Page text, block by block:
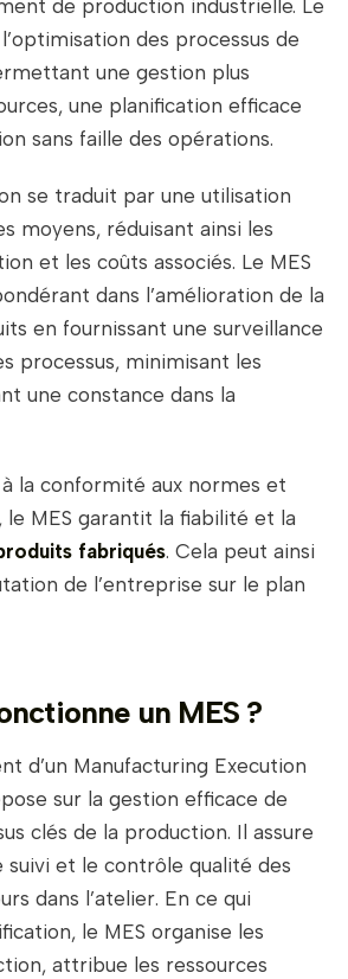
de production industrielle. Le
des processus de
une gestion plus
une planification efficace
sans faille des opérations.
se traduit par une utilisation
moyens, réduisant ainsi les
et les coûts associés. Le MES
dans l’amélioration de la
en fournissant une surveillance
processus, minimisant les
une constance dans la
la conformité aux normes et
MES garantit la fiabilité et la
fabriqués. Cela peut ainsi
de l’entreprise sur le plan
un MES ?
d’un Manufacturing Execution
sur la gestion efficace de
clés de la production. Il assure
suivi et le contrôle qualité des
dans l’atelier. En ce qui
le MES organise les
attribue les ressources